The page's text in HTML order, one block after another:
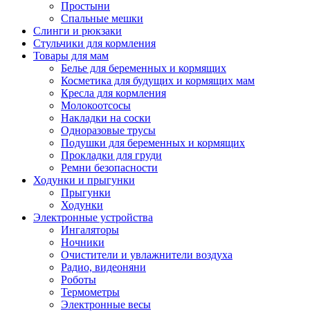
Простыни
Спальные мешки
Слинги и рюкзаки
Стульчики для кормления
Товары для мам
Белье для беременных и кормящих
Косметика для будущих и кормящих мам
Кресла для кормления
Молокоотсосы
Накладки на соски
Одноразовые трусы
Подушки для беременных и кормящих
Прокладки для груди
Ремни безопасности
Ходунки и прыгунки
Прыгунки
Ходунки
Электронные устройства
Ингаляторы
Ночники
Очистители и увлажнители воздуха
Радио, видеоняни
Роботы
Термометры
Электронные весы